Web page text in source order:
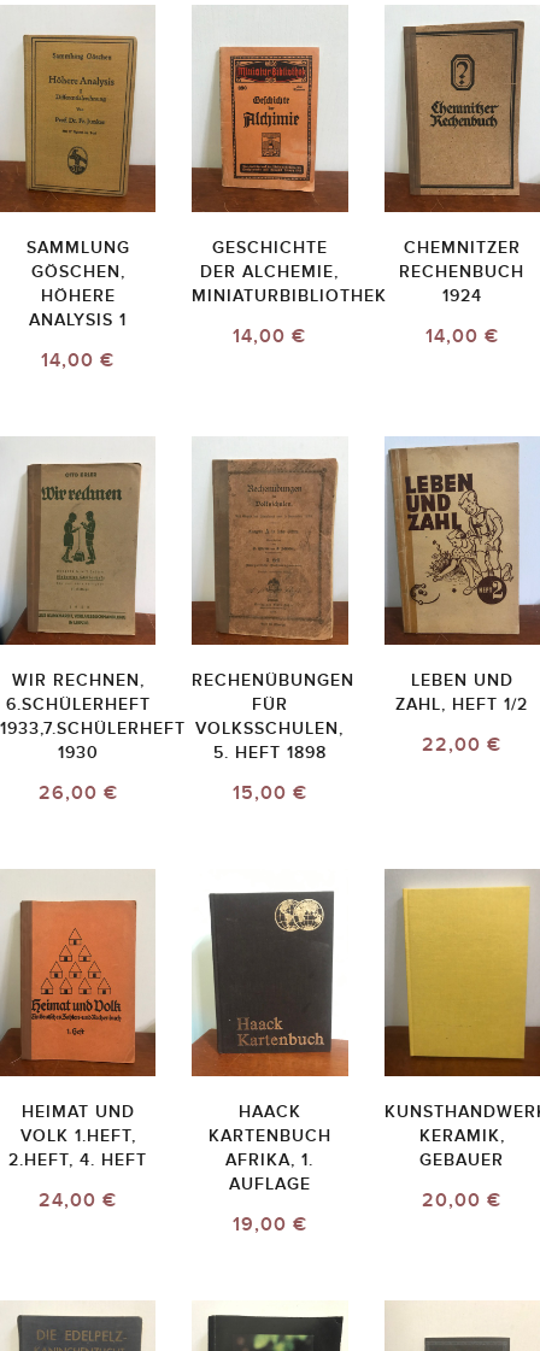
SAMMLUNG
GÖSCHEN,
HÖHERE
ANALYSIS 1
14,00 €
GESCHICHTE
DER ALCHEMIE,
MINIATURBIBLIOTHEK
14,00 €
CHEMNITZER
RECHENBUCH
1924
14,00 €
WIR RECHNEN,
6.SCHÜLERHEFT
1933,7.SCHÜLERHEFT
1930
26,00 €
RECHENÜBUNGEN
FÜR
VOLKSSCHULEN,
5. HEFT 1898
15,00 €
LEBEN UND
ZAHL, HEFT 1/2
22,00 €
HEIMAT UND
VOLK 1.HEFT,
2.HEFT, 4. HEFT
24,00 €
HAACK
KARTENBUCH
AFRIKA, 1.
AUFLAGE
19,00 €
KERAMIK,
GEBAUER
20,00 €